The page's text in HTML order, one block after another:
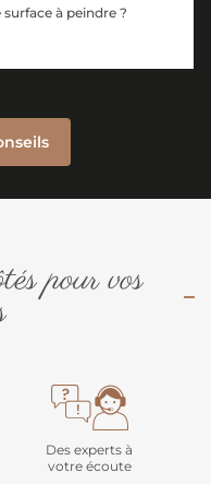
à peindre ?
pour vos
Des experts à
votre écoute